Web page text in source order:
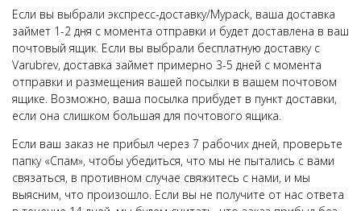
Если вы выбрали экспресс-доставку/Mypack, ваша доставка
займет 1-2 дня с момента отправки и будет доставлена в ваш
почтовый ящик. Если вы выбрали бесплатную доставку с
Varubrev, доставка займет примерно 3-5 дней с момента
отправки и размещения вашей посылки в вашем почтовом
ящике. Возможно, ваша посылка прибудет в пункт доставки,
если она слишком большая для почтового ящика.
Если ваш заказ не прибыл через 7 рабочих дней, проверьте
папку «Спам», чтобы убедиться, что мы не пытались с вами
связаться, в противном случае свяжитесь с нами, и мы
выясним, что произошло. Если вы не получите от нас ответа